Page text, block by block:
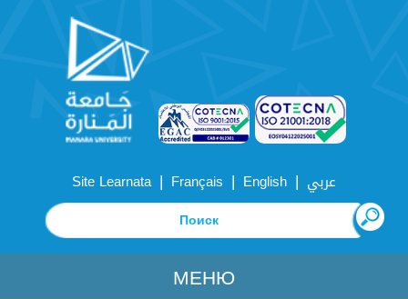
Site Learnata | Français | English | عربي
МЕНЮ